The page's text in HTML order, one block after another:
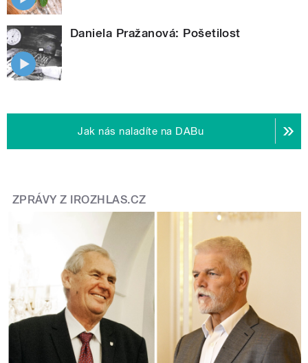
Daniela Pražanová: Pošetilost
Jak nás naladíte na DABu
ZPRÁVY Z IROZHLAS.CZ